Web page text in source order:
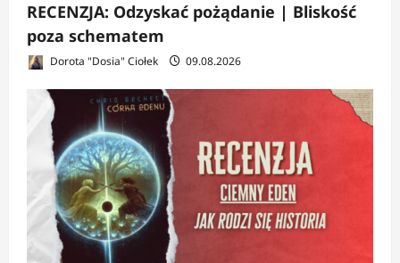
RECENZJA: Odzyskać pożądanie | Bliskość
poza schematem
Dorota "Dosia" Ciołek 09.08.2026